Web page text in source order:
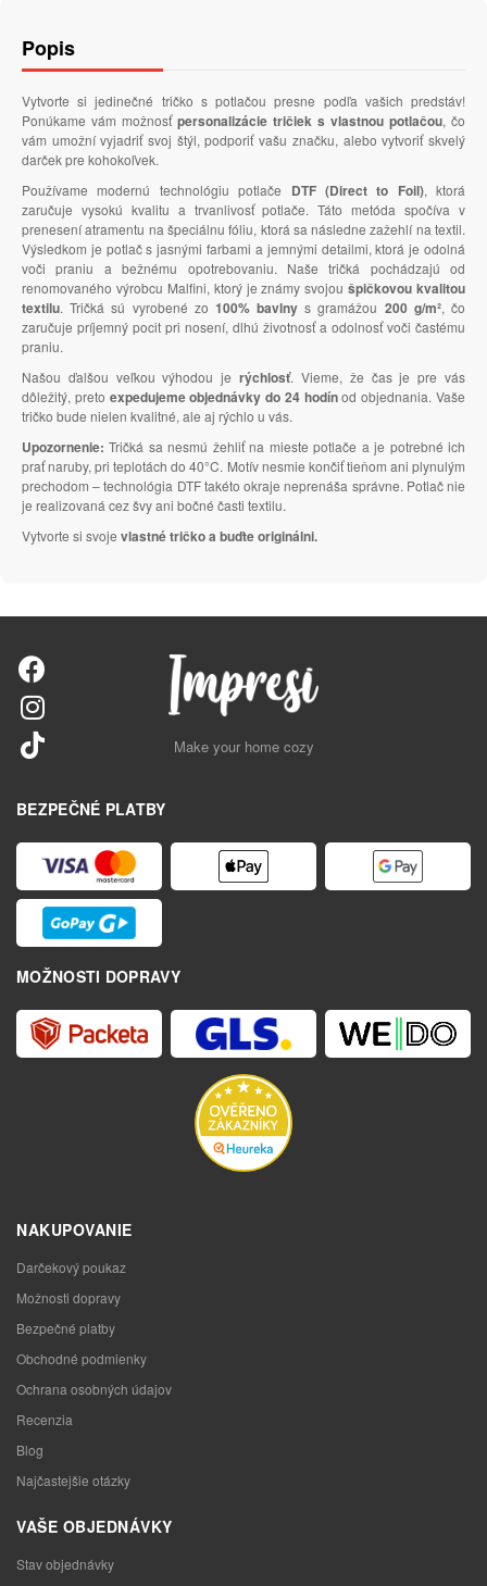
Popis
Vytvorte si jedinečné tričko s potlačou presne podľa vašich predstáv!
Ponúkame vám možnosť personalizácie tričiek s vlastnou potlačou, čo
vám umožní vyjadriť svoj štýl, podporiť vašu značku, alebo vytvoriť skvelý
darček pre kohokoľvek.
Používame modernú technológiu potlače DTF (Direct to Foil), ktorá
zaručuje vysokú kvalitu a trvanlivosť potlače. Táto metóda spočíva v
prenesení atramentu na špeciálnu fóliu, ktorá sa následne zažehlí na textil.
Výsledkom je potlač s jasnými farbami a jemnými detailmi, ktorá je odolná
voči praniu a bežnému opotrebovaniu. Naše tričká pochádzajú od
renomovaného výrobcu Malfini, ktorý je známy svojoušpičkovou kvalitou
textilu. Tričká sú vyrobené zo 100% bavlny s gramážou 200 g/m², čo
zaručuje príjemný pocit pri nosení, dlhú životnosť a odolnosť voči častému
praniu.
Našou ďalšou veľkou výhodou jerýchlosť. Vieme, že čas je pre vás
dôležitý, preto expedujeme objednávky do 24 hodínod objednania. Vaše
tričko bude nielen kvalitné, ale aj rýchlo u vás.
Upozornenie: Tričká sa nesmú žehliť na mieste potlače a je potrebné ich
prať naruby, pri teplotách do 40°C. Motív nesmie končiť tieňom ani plynulým
prechodom – technológia DTF takéto okraje neprenáša správne. Potlač nie
je realizovaná cez švy ani bočné časti textilu.
Vytvorte si svoje vlastné tričko a buďte originálni.
Make your home cozy
BEZPEČNÉ PLATBY
MOŽNOSTI DOPRAVY
NAKUPOVANIE
Darčekový poukaz
Možnosti dopravy
Bezpečné platby
Obchodné podmienky
Ochrana osobných údajov
Recenzia
Blog
Najčastejšie otázky
VAŠE OBJEDNÁVKY
Stav objednávky